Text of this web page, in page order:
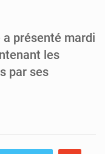
présenté mardi
les
par ses